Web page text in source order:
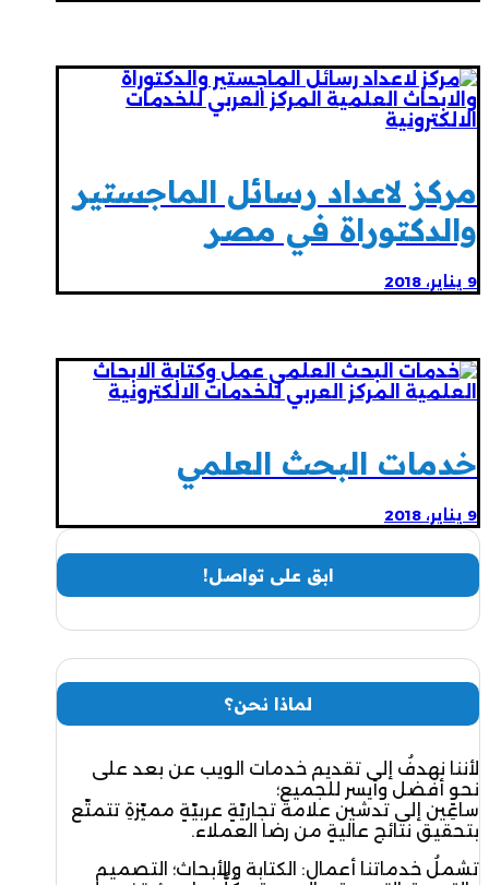
مركز لاعداد رسائل الماجستير
والدكتوراة في مصر
9 يناير، 2018
خدمات البحث العلمي
9 يناير، 2018
ابق على تواصل!
لماذا نحن؟
لأننا نهدفُ إلى تقديم خدمات الويب عن بعد على
نحوٍ أفضل وأيسر للجميع؛
ساعِين إلى تدشين علامة تجاريّةٍ عربيّةٍ مميّزةِ تتمتّع
بتحقيق نتائج عاليةٍ من رضا العملاء.
تشملُ خدماتنا أعمال: الكتابة والأبحاث؛ التصميم